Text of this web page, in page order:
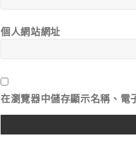
個人網站網址
在瀏覽器中儲存顯示名稱、電